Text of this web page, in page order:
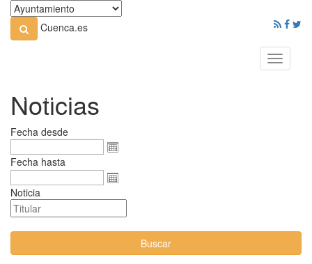
Cuenca.es
Toggle
Noticias
Fecha desde
Fecha hasta
Noticia
Buscar